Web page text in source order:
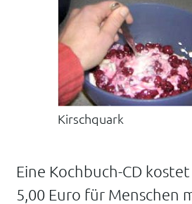
Kirschquark
Eine Kochbuch-CD
5,00 Euro für Menschen